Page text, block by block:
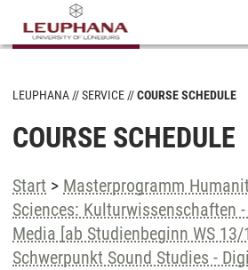
LEUPHANA SERVICE COURSE SCHEDULE
COURSE SCHEDULE
Start > Masterprogramm
Sciences: Kulturwissenschaften
Media [ab Studienbeginn WS
Schwerpunkt Sound Studies -